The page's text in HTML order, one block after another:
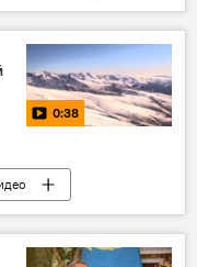
0:38
реки